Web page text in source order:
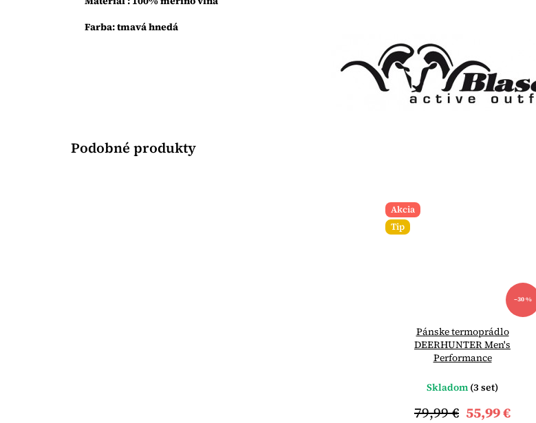
Farba: tmavá hnedá
Akcia
Tip
–30 %
Pánske termoprádlo
DEERHUNTER Men's
Performance
Skladom (3 set)
55,99 €
79,99 €